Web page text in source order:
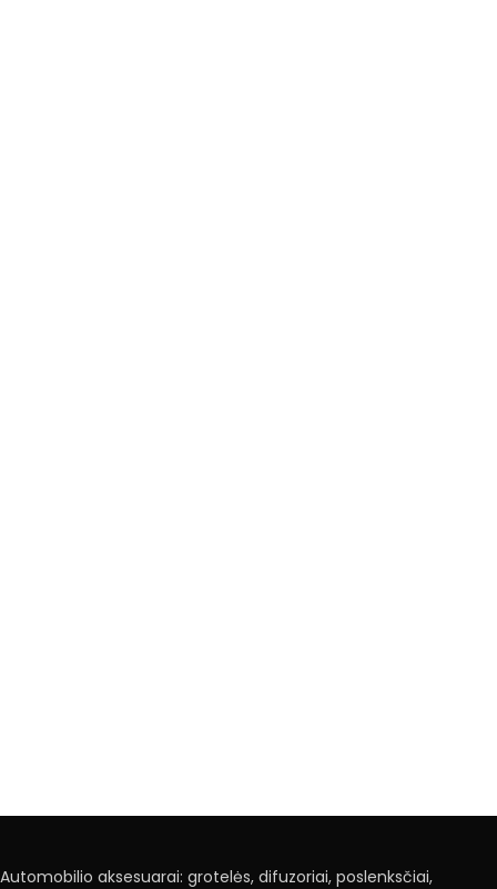
Automobilio aksesuarai: grotelės, difuzoriai, poslenksčiai,